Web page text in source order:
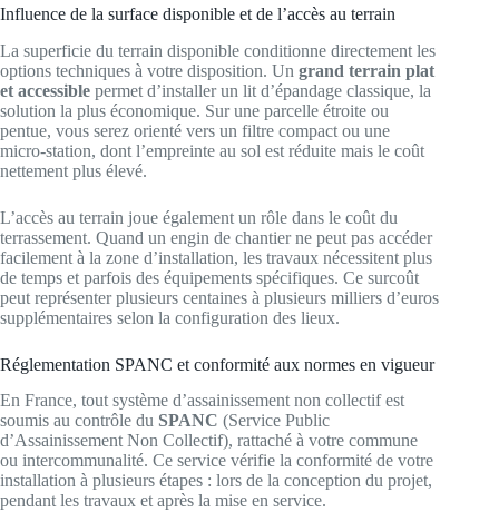
Influence de la surface disponible et de l’accès au terrain
La superficie du terrain disponible conditionne directement les
options techniques à votre disposition. Un grand terrain plat
et accessible permet d’installer un lit d’épandage classique, la
solution la plus économique. Sur une parcelle étroite ou
pentue, vous serez orienté vers un filtre compact ou une
micro-station, dont l’empreinte au sol est réduite mais le coût
nettement plus élevé.
L’accès au terrain joue également un rôle dans le coût du
terrassement. Quand un engin de chantier ne peut pas accéder
facilement à la zone d’installation, les travaux nécessitent plus
de temps et parfois des équipements spécifiques. Ce surcoût
peut représenter plusieurs centaines à plusieurs milliers d’euros
supplémentaires selon la configuration des lieux.
Réglementation SPANC et conformité aux normes en vigueur
En France, tout système d’assainissement non collectif est
soumis au contrôle du SPANC (Service Public
d’Assainissement Non Collectif), rattaché à votre commune
ou intercommunalité. Ce service vérifie la conformité de votre
installation à plusieurs étapes : lors de la conception du projet,
pendant les travaux et après la mise en service.